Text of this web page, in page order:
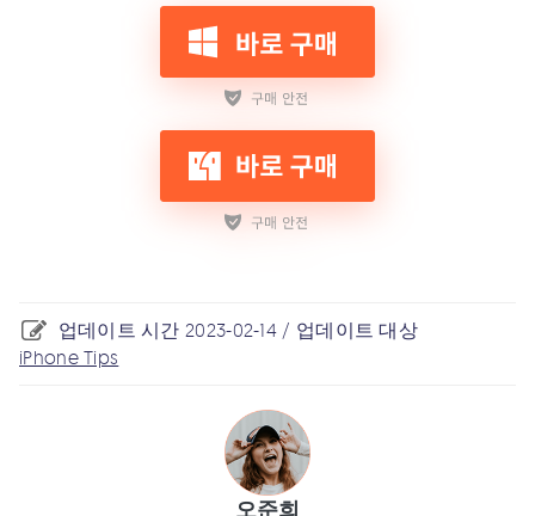
업데이트 시간 2023-02-14 / 업데이트 대상
iPhone Tips